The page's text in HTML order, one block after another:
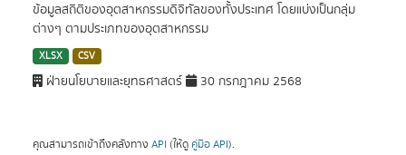
ข้อมูลสถิติของอุตสาหกรรมดิจิทัลของทั้งประเทศ โดยแบ่งเป็นกลุ่ม
ต่างๆ ตามประเภทของอุตสาหกรรม
XLSX CSV
ฝ่ายนโยบายและยุทธศาสตร์ 30 กรกฎาคม 2568
คุณสามารถเข้าถึงคลังทาง API (ให้ดู คู่มือ API).